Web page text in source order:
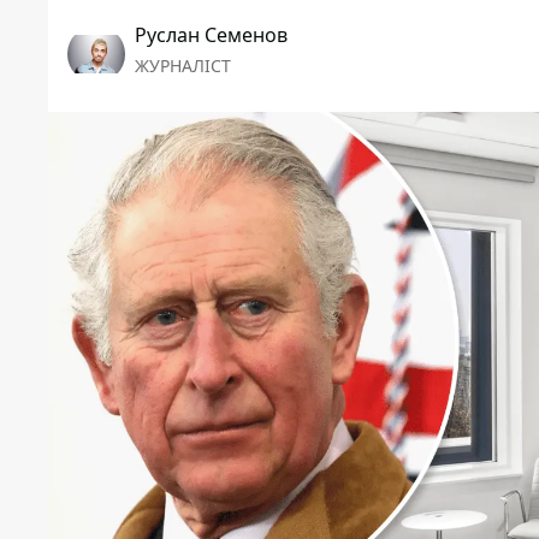
Руслан Семенов
ЖУРНАЛІСТ